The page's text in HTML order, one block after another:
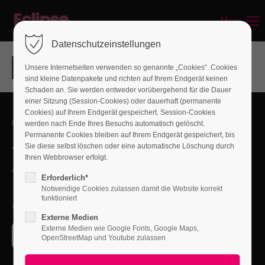
Login
Benutzername
Passwort
Register | Lost your password?
Support
Menu
FEEL FREE TO CONTACT US
+01 444 222 444
office@yourcompany.com
ACCEPTED PAYMENT METHODS
Datenschutzeinstellungen
Unsere Internetseiten verwenden so genannte „Cookies“. Cookies
sind kleine Datenpakete und richten auf Ihrem Endgerät keinen
Schaden an. Sie werden entweder vorübergehend für die Dauer
einer Sitzung (Session-Cookies) oder dauerhaft (permanente
Cookies) auf Ihrem Endgerät gespeichert. Session-Cookies
werden nach Ende Ihres Besuchs automatisch gelöscht.
Permanente Cookies bleiben auf Ihrem Endgerät gespeichert, bis
Sie diese selbst löschen oder eine automatische Löschung durch
Ihren Webbrowser erfolgt.
Erforderlich*
Notwendige Cookies zulassen damit die Website korrekt
funktioniert
Externe Medien
Externe Medien wie Google Fonts, Google Maps,
OpenStreetMap und Youtube zulassen